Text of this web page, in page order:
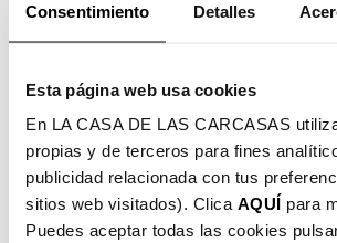
Consentimiento Detalles
Esta página web usa cookies
En LA CASA DE LAS CARCASAS
propias y de terceros para fines
publicidad relacionada con tus
sitios web visitados). Clica AQUÍ para
Puedes aceptar todas las cookies
húmeda (Wet) y posteriormente
seca (Dry)
PASO 2
Colocamos el móvil de manera
cristal templado, quitamos el plástico